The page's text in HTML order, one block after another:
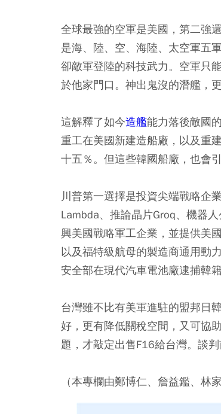
全球最強的空軍是美國，第二強
是海、陸、空、海陸、太空軍五
卻敵軍登陸的科技武力。空軍只
於他家門口。神出鬼沒的潛艦，
這解釋了如今造艦能力落後敵國
重工在美國新建造船廠，以及重
十五％。但這些韓國船廠，也會
川普第一選擇是投資尖端戰略企
Lambda、推論晶片Groq、機器
興美國戰略軍工企業，並提供美
以及福特級航母的製造商通用動
安全部在現代汽車電池廠逮捕韓
台灣雖不比有美軍進駐的盟邦日
好，更有降低關稅空間，又可協
題，才敲定出售F16給台灣。談
（本專欄由鄭博仁、詹益鑑、林